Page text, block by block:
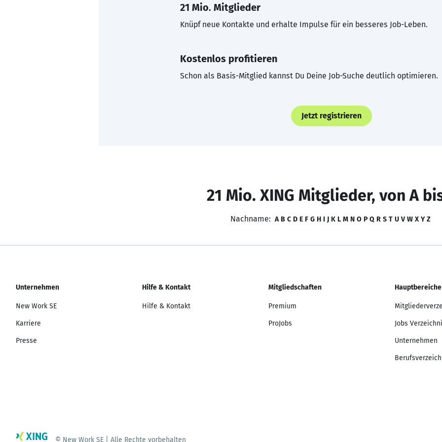
21 Mio. Mitglieder
Knüpf neue Kontakte und erhalte Impulse für ein besseres Job-Leben.
Kostenlos profitieren
Schon als Basis-Mitglied kannst Du Deine Job-Suche deutlich optimieren.
Jetzt registrieren
21 Mio. XING Mitglieder, von A
Nachname: A B C D E F G H I J K L M N O P Q R S T U V W X Y Z
Unternehmen
New Work SE
Karriere
Presse
Hilfe & Kontakt
Hilfe & Kontakt
Mitgliedschaften
Premium
ProJobs
Hauptbereiche
Jobs
Unternehmen
© New Work SE | Alle Rechte vorbehalten